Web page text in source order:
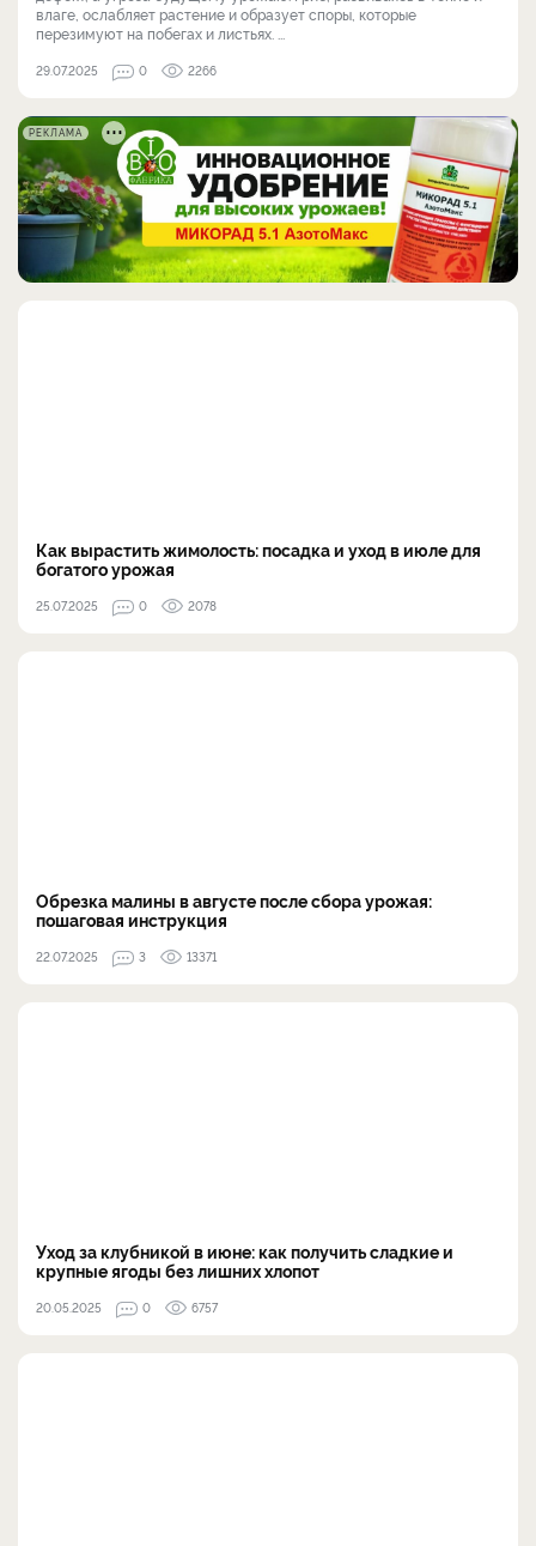
влаге, ослабляет растение и образует споры, которые
перезимуют на побегах и листьях. ...
29.07.2025 0 2266
РЕКЛАМА
Как вырастить жимолость: посадка и уход в июле для
богатого урожая
25.07.2025 0 2078
Обрезка малины в августе после сбора урожая:
пошаговая инструкция
22.07.2025 3 13371
Уход за клубникой в июне: как получить сладкие и
крупные ягоды без лишних хлопот
20.05.2025 0 6757